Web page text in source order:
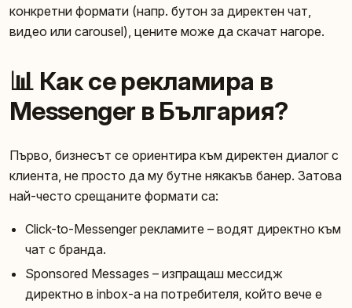
конкретни формати (напр. бутон за директен чат,
видео или carousel), цените може да скачат нагоре.
📊 Как се рекламира в
Messenger в България?
Първо, бизнесът се ориентира към директен диалог с
клиента, не просто да му бутне някакъв банер. Затова
най-често срещаните формати са:
Click-to-Messenger рекламите – водят директно към
чат с бранда.
Sponsored Messages – изпращаш мессидж
директно в inbox-а на потребителя, който вече е